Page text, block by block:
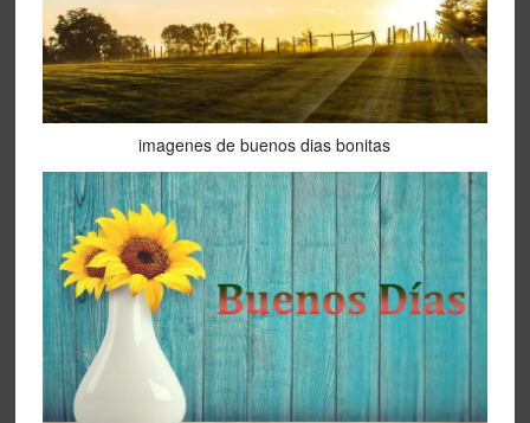
imagenes de buenos dias bonitas